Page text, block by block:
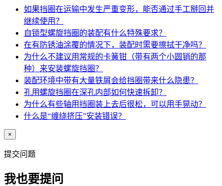
如果挡圈在运输中发生严重变形，能否通过手工掰回并
继续使用？
自锁型螺旋挡圈的装配有什么特殊要求？
在有防锈油涂覆的情况下，装配时需要擦拭干净吗？
为什么不建议用常规的卡簧钳（带有两个小圆销的那
种）来安装螺旋挡圈？
装配环境中带有大量铁屑会给挡圈带来什么隐患？
孔用螺旋挡圈在深孔内部如何快速拆卸？
为什么有些轴用挡圈装上去后很松，可以用手晃动？
什么是“缠绕挤压”安装错误？
×
提交问题
我也要提问